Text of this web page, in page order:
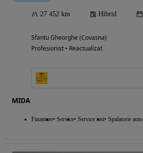
27 452 km Hibrid
Sfantu Gheorghe (Covasna)
Profesionist • Reactualizat
MIDA
Finantare Service Service roti Spalatorie auto